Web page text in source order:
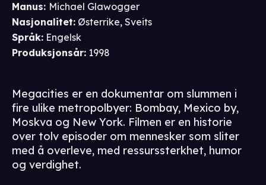
Manus: Michael Glawogger
Nasjonalitet: Østerrike, Sveits
Språk: Engelsk
Produksjonsår: 1998
Megacities er en dokumentar om slummen i
fire ulike metropolbyer: Bombay, Mexico by,
Moskva og New York. Filmen er en historie
over tolv episoder om mennesker som sliter
med å overleve, med ressurssterkhet, humor
og verdighet.